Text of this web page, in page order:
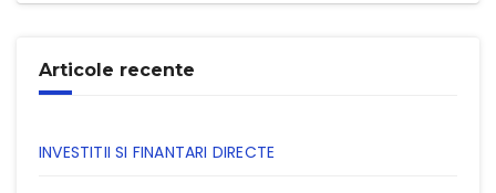
Articole recente
INVESTITII SI FINANTARI DIRECTE